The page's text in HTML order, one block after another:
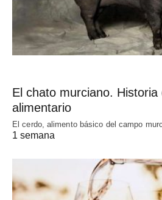
El chato murciano.
alimentario
El cerdo, alimento básico del campo
1 semana